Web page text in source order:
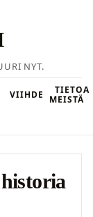
NYT.
VIIHDE
TIETOA
MEISTÄ